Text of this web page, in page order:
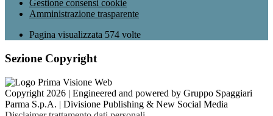
Gestione consensi cookie
Amministrazione trasparente
Pagina visualizzata 574 volte
Sezione Copyright
Copyright 2026 | Engineered and powered by Gruppo Spaggiari
Parma S.p.A. | Divisione Publishing & New Social Media